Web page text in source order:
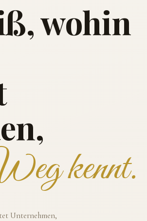
wohin
kennt.
Unternehmen,